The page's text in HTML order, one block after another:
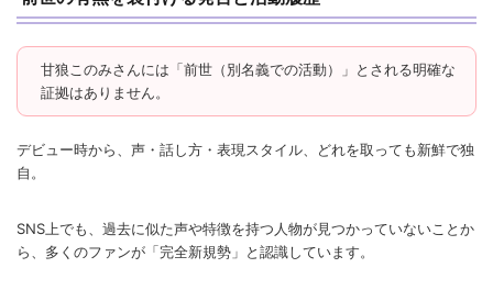
甘狼このみさんには「前世（別名義での活動）」とされる明確な
証拠はありません。
デビュー時から、声・話し方・表現スタイル、どれを取っても新鮮で独
自。
SNS上でも、過去に似た声や特徴を持つ人物が見つかっていないことか
ら、多くのファンが「完全新規勢」と認識しています。